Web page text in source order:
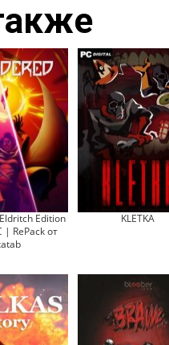
Edition
| RePack от
KLETKA